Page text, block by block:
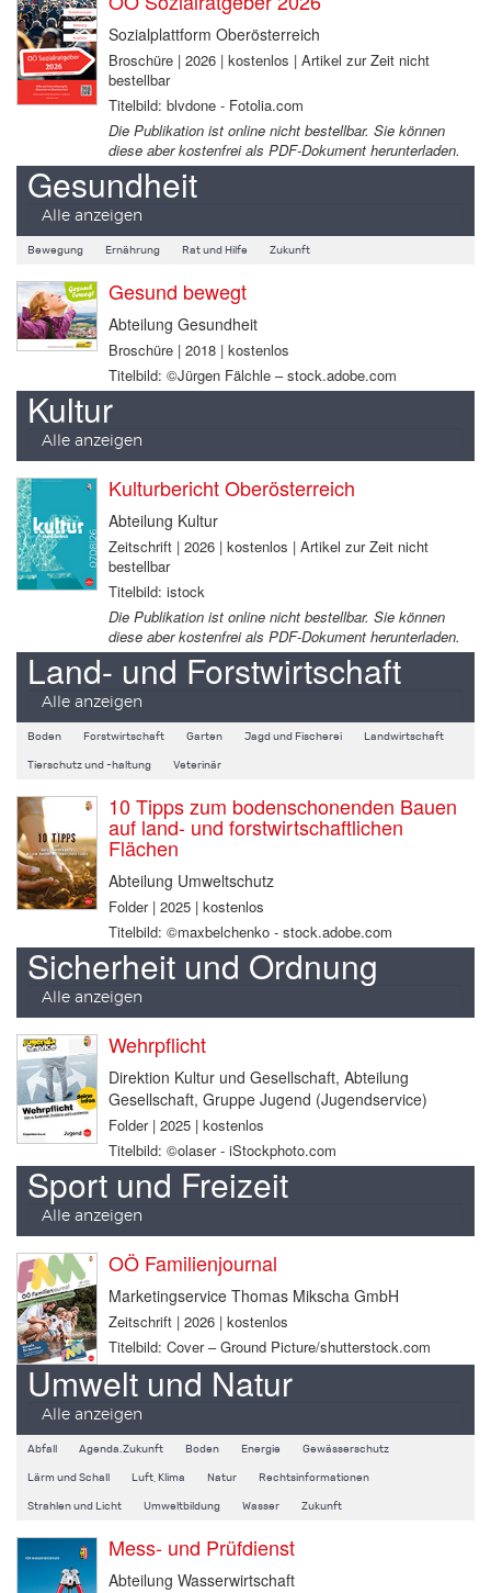
Sozialplattform Oberösterreich
Broschüre | 2026 | kostenlos | Artikel zur Zeit nicht
bestellbar
Titelbild: blvdone - Fotolia.com
Die Publikation ist online nicht bestellbar. Sie können
diese aber kostenfrei als PDF-Dokument herunterladen.
Gesundheit
Alle anzeigen
Bewegung Ernährung Rat und Hilfe Zukunft
Gesund bewegt
Abteilung Gesundheit
Broschüre | 2018 | kostenlos
Titelbild: ©Jürgen Fälchle – stock.adobe.com
Kultur
Alle anzeigen
Kulturbericht Oberösterreich
Abteilung Kultur
Zeitschrift | 2026 | kostenlos | Artikel zur Zeit nicht
bestellbar
Titelbild: istock
Die Publikation ist online nicht bestellbar. Sie können
diese aber kostenfrei als PDF-Dokument herunterladen.
Land- und Forstwirtschaft
Alle anzeigen
Boden Forstwirtschaft Garten Jagd und Fischerei Landwirtschaft
Tierschutz und -haltung Veterinär
10 Tipps zum bodenschonenden Bauen
auf land- und forstwirtschaftlichen
Flächen
Abteilung Umweltschutz
Folder | 2025 | kostenlos
Titelbild: ©maxbelchenko - stock.adobe.com
Sicherheit und Ordnung
Alle anzeigen
Wehrpflicht
Direktion Kultur und Gesellschaft, Abteilung
Gesellschaft, Gruppe Jugend (Jugendservice)
Folder | 2025 | kostenlos
Titelbild: ©olaser - iStockphoto.com
Sport und Freizeit
Alle anzeigen
OÖ Familienjournal
Marketingservice Thomas Mikscha GmbH
Zeitschrift | 2026 | kostenlos
Titelbild: Cover – Ground Picture/shutterstock.com
Umwelt und Natur
Alle anzeigen
Abfall Agenda.Zukunft Boden Energie Gewässerschutz
Lärm und Schall Luft, Klima Natur Rechtsinformationen
Strahlen und Licht Umweltbildung Wasser Zukunft
Mess- und Prüfdienst
Abteilung Wasserwirtschaft